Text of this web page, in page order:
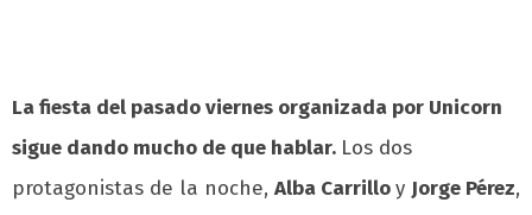
La fiesta del pasado viernes organizada por Unicorn
sigue dando mucho de que hablar. Los dos
protagonistas de la noche, Alba Carrilloy Jorge Pérez,